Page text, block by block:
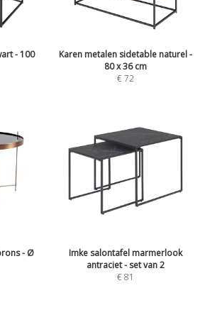
- 100
Karen metalen sidetable naturel -
80 x 36 cm
€72
- Ø
Imke salontafel marmerlook
antraciet - set van 2
€81